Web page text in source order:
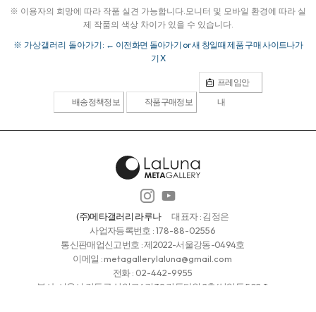
※ 이용자의 희망에 따라 작품 실견 가능합니다. 모니터 및 모바일 환경에 따라 실
제 작품의 색상 차이가 있을 수 있습니다.
※ 가상갤러리 돌아가기: ← 이전화면 돌아가기 or 새 창일때 제품 구매 사이트나가
기 X
배송정책정보 작품구매정보
프레임안
내
(주)메타갤러리 라루나
대표자 : 김정은
사업자등록번호 :178-88-02556
통신판매업신고번호 : 제2022-서울강동-0494호
이메일 :metagallerylaluna@gmail.com
전화 : 02-442-9955
본사: 서울시 강동구 상일로6길 39 강동타워 2층(상일동 502-1)